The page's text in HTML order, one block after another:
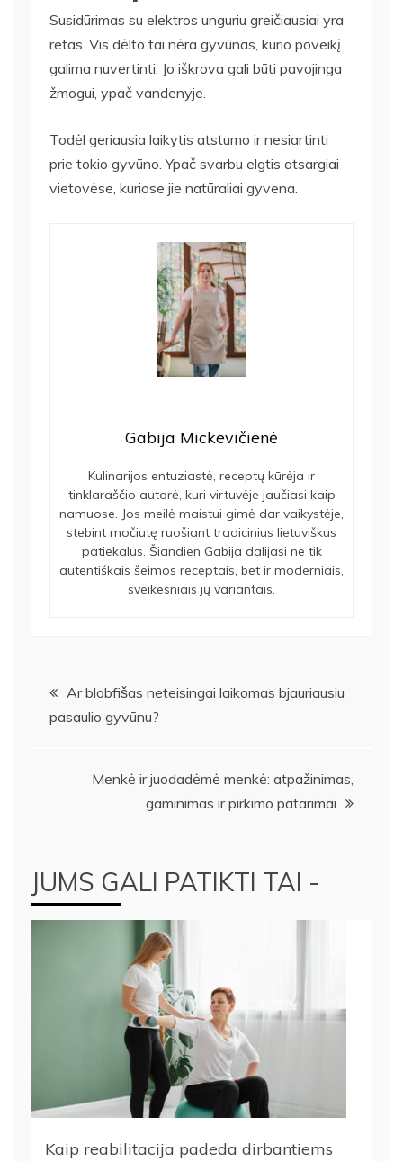
Susidūrimas su elektros unguriu greičiausiai yra
retas. Vis dėlto tai nėra gyvūnas, kurio poveikį
galima nuvertinti. Jo iškrova gali būti pavojinga
žmogui, ypač vandenyje.
Todėl geriausia laikytis atstumo ir nesiartinti
prie tokio gyvūno. Ypač svarbu elgtis atsargiai
vietovėse, kuriose jie natūraliai gyvena.
Gabija Mickevičienė
Kulinarijos entuziastė, receptų kūrėja ir
tinklaraščio autorė, kuri virtuvėje jaučiasi kaip
namuose. Jos meilė maistui gimė dar vaikystėje,
stebint močiutę ruošiant tradicinius lietuviškus
patiekalus. Šiandien Gabija dalijasi ne tik
autentiškais šeimos receptais, bet ir moderniais,
sveikesniais jų variantais.
Navigacija
tarp
Ar blobfišas neteisingai laikomas bjauriausiu
pasaulio gyvūnu?
Menkė ir juodadėmė menkė: atpažinimas,
gaminimas ir pirkimo patarimai
JUMS GALI PATIKTI TAI -
Kaip reabilitacija padeda dirbantiems